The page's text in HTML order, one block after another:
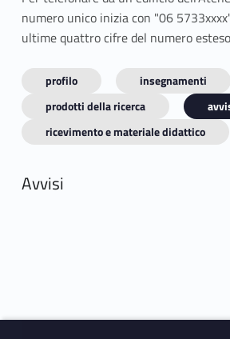
numero unico inizia con "06
ultime quattro cifre del numero
profilo
insegnamenti
prodotti della ricerca
ricevimento e materiale didattico
Avvisi